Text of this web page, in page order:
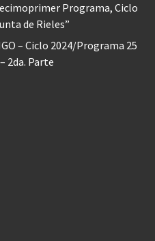
Programa, Ciclo
de Rieles”
– Ciclo 2024/Programa 25
2da. Parte